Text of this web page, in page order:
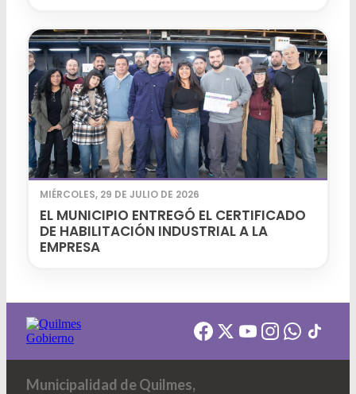
MIÉRCOLES, 29 DE JULIO DE 2026
EL MUNICIPIO ENTREGÓ EL CERTIFICADO
DE HABILITACIÓN INDUSTRIAL A LA
EMPRESA
Municipalidad de Quilmes,